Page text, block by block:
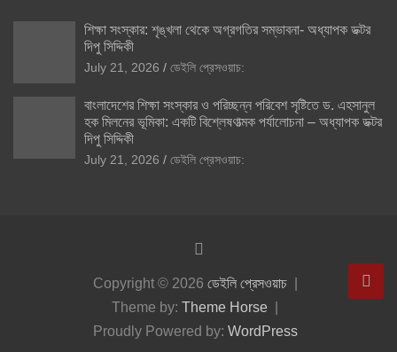
শিক্ষা সংস্কার: শৃঙ্খলা থেকে অগ্রগতির সম্ভাবনা- অধ্যাপক ডক্টর
দিপু সিদ্দিকী
July 21, 2026 ডেইলি প্রেসওয়াচ:
বাংলাদেশের শিক্ষা সংস্কার ও পরিচ্ছন্ন পরিবেশ সৃষ্টিতে ড. এহসানুল
হক মিলনের ভূমিকা: একটি বিশ্লেষণাত্মক পর্যালোচনা – অধ্যাপক ডক্টর
দিপু সিদ্দিকী
July 21, 2026 ডেইলি প্রেসওয়াচ:
Copyright © 2026 ডেইলি প্রেসওয়াচ
Theme by: Theme Horse
Proudly Powered by: WordPress